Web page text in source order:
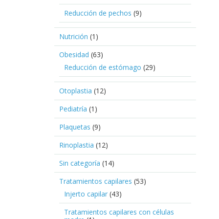
Reducción de pechos (9)
Nutrición (1)
Obesidad (63)
Reducción de estómago (29)
Otoplastia (12)
Pediatría (1)
Plaquetas (9)
Rinoplastia (12)
Sin categoría (14)
Tratamientos capilares (53)
Injerto capilar (43)
Tratamientos capilares con células